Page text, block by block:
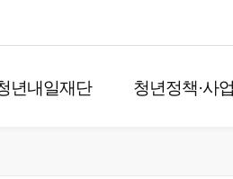
년내일재단 청년정책·사업